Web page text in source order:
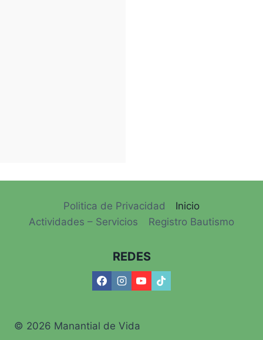
Politica de Privacidad
Inicio
Actividades – Servicios
Registro Bautismo
REDES
© 2026 Manantial de Vida